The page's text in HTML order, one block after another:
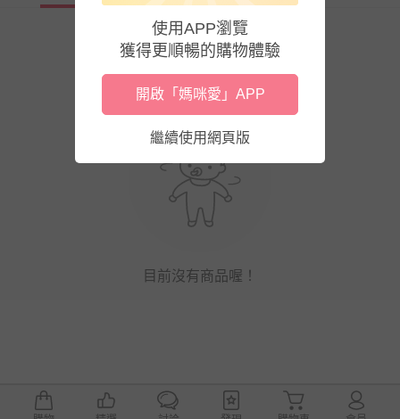
目前沒有商品喔！
使用APP瀏覽
獲得更順暢的購物體驗
開啟「媽咪愛」APP
繼續使用網頁版